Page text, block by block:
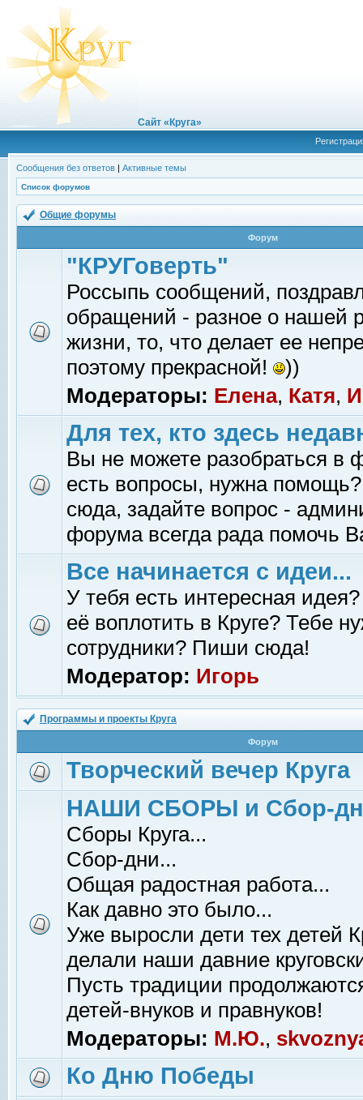
Сайт «Круга»
Сообщения без ответов | Активные темы
Список форумов
Общие форумы
Форум
"КРУГоверть"
Россыпь сообщений,
обращений - разное о нашей
жизни, то, что делает ее
поэтому прекрасной!
))
Модераторы: Елена, Катя,
Для тех, кто здесь
Вы не можете разобраться в
есть вопросы, нужна помощь?
сюда, задайте вопрос -
форума всегда рада помочь
Все начинается с идеи...
У тебя есть интересная
её воплотить в Круге? Тебе
сотрудники? Пиши сюда!
Модератор: Игорь
Программы и проекты Круга
Форум
Творческий вечер Круга
НАШИ СБОРЫ и Сбор-
Сборы Круга...
Сбор-дни...
Общая радостная работа...
Как давно это было...
Уже выросли дети тех детей
делали наши давние
Пусть традиции
детей-внуков и правнуков!
Модераторы: М.Ю.,
Ко Дню Победы